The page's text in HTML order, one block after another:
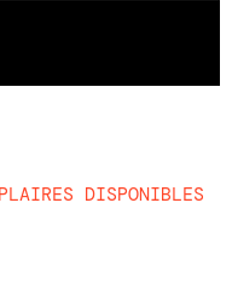
DISPONIBLES